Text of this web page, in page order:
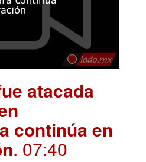
atacada
continúa en
. 07:40